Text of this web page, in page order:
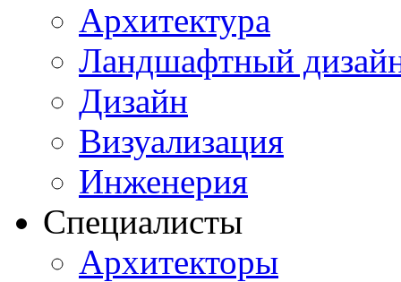
Архитектура
Ландшафтный
Дизайн
Визуализация
Инженерия
Специалисты
Архитекторы